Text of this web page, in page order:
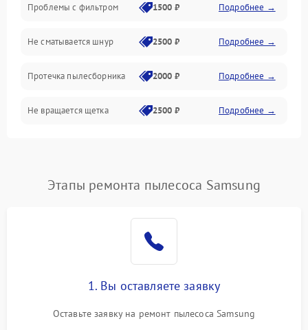
Проблемы с фильтром 1500 ₽ Подробнее →
Не сматывается шнур 2500 ₽ Подробнее →
Протечка пылесборника 2000 ₽ Подробнее →
Не вращается щетка 2500 ₽ Подробнее →
Поломка контейнера для
пыли
1500 ₽ Подробнее →
Этапы ремонта пылесоса Samsung
1. Вы оставляете заявку
Оставьте заявку на ремонт пылесоса Samsung